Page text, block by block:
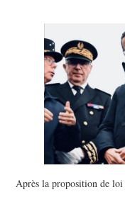
HISTOIRE
CULTURE
SPORT
Après la proposition de